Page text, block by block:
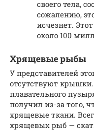
своего тела,
сожалению,
исчезнет.
около 100
Хрящевые рыбы
У представителей
отсутствуют
плавательного
получил из-за того,
хрящевые ткани.
хрящевых рыб —